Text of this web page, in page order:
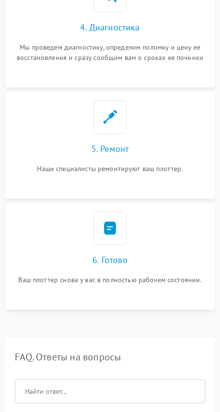
4. Диагностика
Мы проведем диагностику, определим поломку и цену ее
восстановления и сразу сообщим вам о сроках ее починки
5. Ремонт
Наши специалисты ремонтируют ваш плоттер.
6. Готово
Ваш плоттер снова у вас в полностью рабочем состоянии.
FAQ. Ответы на вопросы